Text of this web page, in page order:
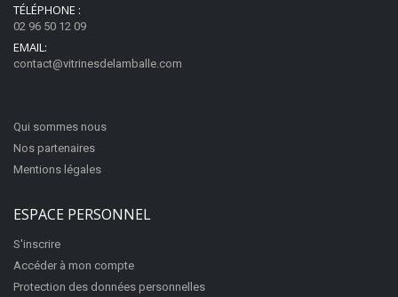
TÉLÉPHONE :
02 96 50 12 09
EMAIL:
contact@vitrinesdelamballe.com
Qui sommes nous
Nos partenaires
Mentions légales
ESPACE PERSONNEL
S'inscrire
Accéder à mon compte
Protection des données personnelles